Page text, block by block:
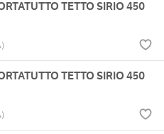
TETTO SIRIO 450
TETTO SIRIO 450